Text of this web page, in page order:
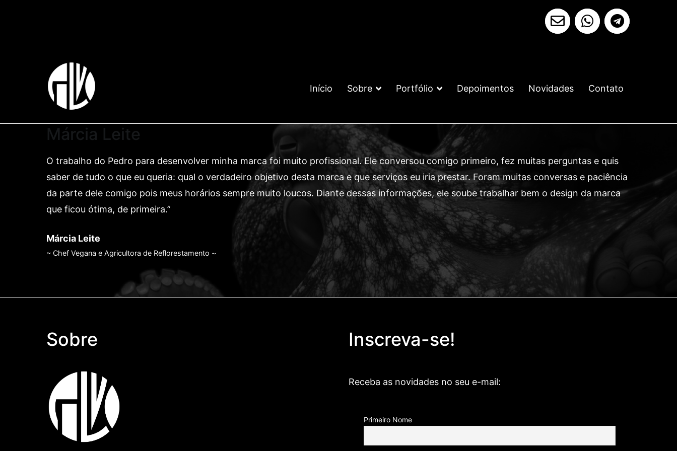
Início Sobre Portfólio Depoimentos Novidades Contato
Márcia Leite
O trabalho do Pedro para desenvolver minha marca foi muito profissional. Ele conversou comigo primeiro, fez muitas perguntas e quis
saber de tudo o que eu queria: qual o verdadeiro objetivo desta marca e que serviços eu iria prestar. Foram muitas conversas e paciência
da parte dele comigo pois meus horários sempre muito loucos. Diante dessas informações, ele soube trabalhar bem o design da marca
que ficou ótima, de primeira.”
Márcia Leite
~ Chef Vegana e Agricultora de Reflorestamento ~
Sobre Inscreva-se!
Receba as novidades no seu e-mail:
Primeiro Nome